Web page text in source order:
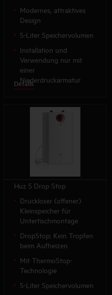
Modernes, attraktives
Design
5-Liter Speichervolumen
Installation und
Verwendung nur mit
einer
Niederdruckarmatur
Details
Huz 5 Drop Stop
Druckloser (offener)
Kleinspeicher für
Untertischmontage
DropStop: Kein Tropfen
beim Aufheizen
Mit ThermoStop-
Technologie
5-Liter Speichervolumen